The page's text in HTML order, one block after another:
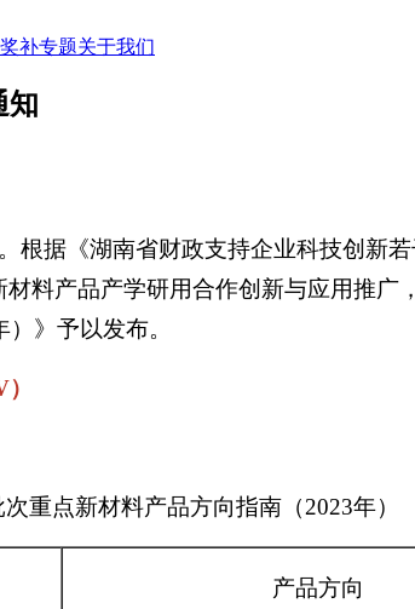
补专题关于我们
知
据《湖南省财政支持企业科技创新
料产品产学研用合作创新与应用推
》予以发布。
重点新材料产品方向指南（2023年）
产品方向